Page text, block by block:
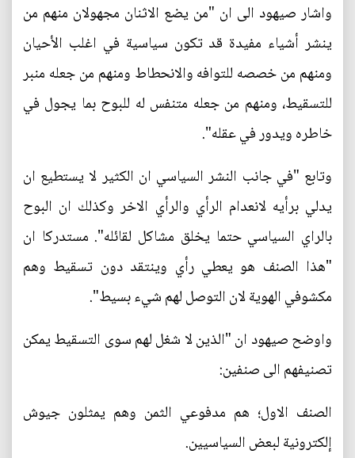
واشار صيهود الى ان "من يضع الاثنان مجهولان منهم من
ينشر أشياء مفيدة قد تكون سياسية في اغلب الأحيان
ومنهم من خصصه للتوافه والانحطاط ومنهم من جعله منبر
للتسقيط، ومنهم من جعله متنفس له للبوح بما يجول في
خاطره ويدور في عقله".
وتابع "في جانب النشر السياسي ان الكثير لا يستطيع ان
يدلي برأيه لانعدام الرأي والرأي الاخر وكذلك ان البوح
بالراي السياسي حتما يخلق مشاكل لقائله". مستدركا ان
"هذا الصنف هو يعطي رأي وينتقد دون تسقيط وهم
مكشوفي الهوية لان التوصل لهم شيء بسيط".
واوضح صيهود ان "الذين لا شغل لهم سوى التسقيط يمكن
تصنيفهم الى صنفين:
الصنف الاول؛ هم مدفوعي الثمن وهم يمثلون جيوش
إلكترونية لبعض السياسيين.